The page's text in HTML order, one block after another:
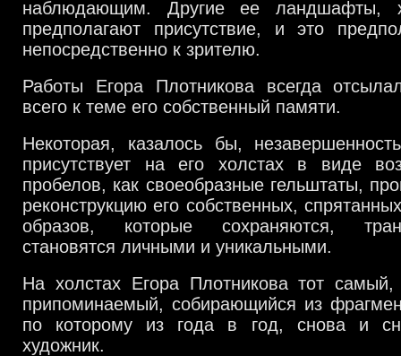
наблюдающим. Другие ее ландшафты,
предполагают присутствие, и это
непосредственно к зрителю.
Работы Егора Плотникова всегда
всего к теме его собственный памяти.
Некоторая, казалось бы,
присутствует на его холстах в виде
пробелов, как своеобразные гельштаты,
реконструкцию его собственных,
образов, которые сохраняются,
становятся личными и уникальными.
На холстах Егора Плотникова тот самый,
припоминаемый, собирающийся из
по которому из года в год, снова и
художник.